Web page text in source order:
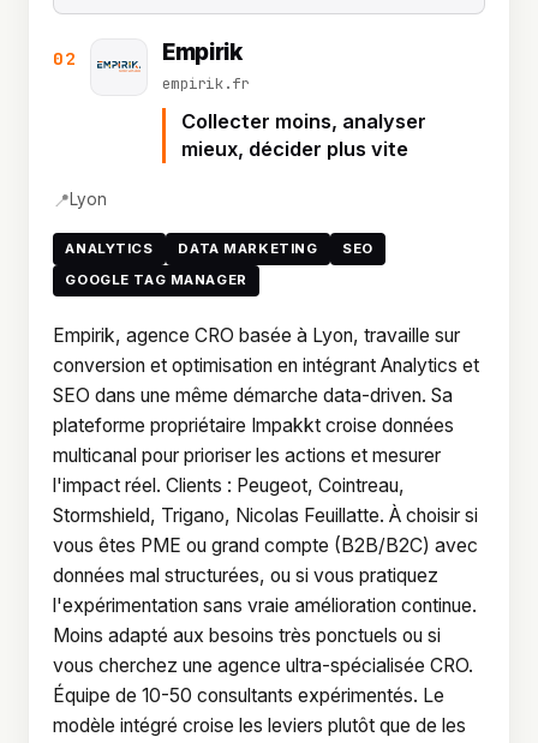
02 Empirik
empirik.fr
Collecter moins, analyser
mieux, décider plus vite
📍Lyon
ANALYTICS DATA MARKETING
SEO
GOOGLE TAG MANAGER
Empirik, agence CRO basée à Lyon, travaille sur
conversion et optimisation en intégrant Analytics et
SEO dans une même démarche data-driven. Sa
plateforme propriétaire Impakkt croise données
multicanal pour prioriser les actions et mesurer
l'impact réel. Clients : Peugeot, Cointreau,
Stormshield, Trigano, Nicolas Feuillatte. À choisir si
vous êtes PME ou grand compte (B2B/B2C) avec
données mal structurées, ou si vous pratiquez
l'expérimentation sans vraie amélioration continue.
Moins adapté aux besoins très ponctuels ou si
vous cherchez une agence ultra-spécialisée CRO.
Équipe de 10-50 consultants expérimentés. Le
modèle intégré croise les leviers plutôt que de les